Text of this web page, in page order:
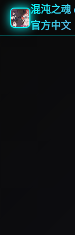
混沌之
官方中文